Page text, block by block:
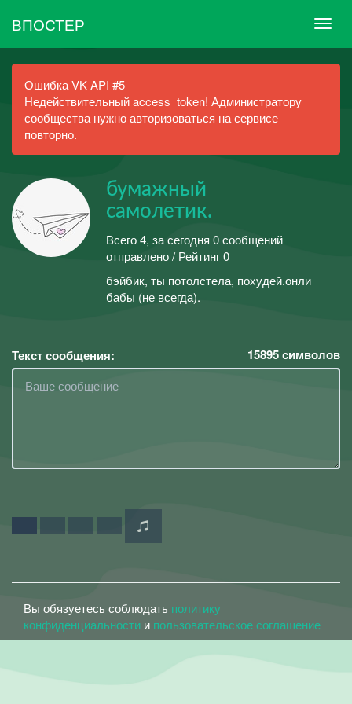
ВПОСТЕР
Ошибка VK API #5
Недействительный access_token! Администратору
сообщества нужно авторизоваться на сервисе
повторно.
бумажный
самолетик.
Всего 4, за сегодня 0 сообщений
отправлено / Рейтинг 0
бэйбик, ты потолстела, похудей.онли
бабы (не всегда).
Текст сообщения: 15895символов
Вы обязуетесь соблюдать политику
конфиденциальности и пользовательское соглашение